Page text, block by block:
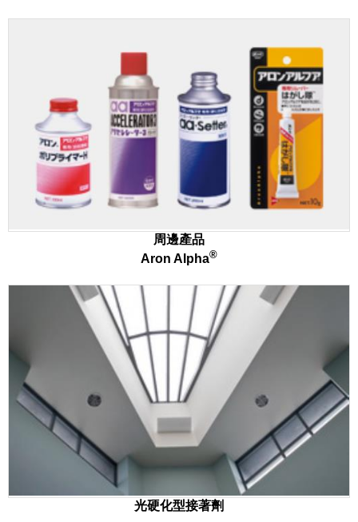
周邊產品
Aron Alpha®
光硬化型接著劑